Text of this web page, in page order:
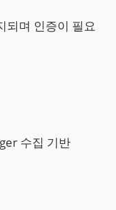
되며 인증이 필요
수집 기반